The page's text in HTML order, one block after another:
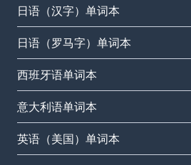
日语（汉字）单词本
日语（罗马字）单词本
西班牙语单词本
意大利语单词本
英语（美国）单词本